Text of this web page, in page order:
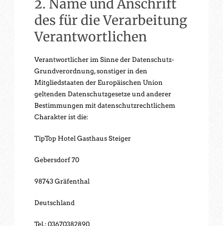
2. Name und Anschrift
des für die Verarbeitung
Verantwortlichen
Verantwortlicher im Sinne der Datenschutz-
Grundverordnung, sonstiger in den
Mitgliedstaaten der Europäischen Union
geltenden Datenschutzgesetze und anderer
Bestimmungen mit datenschutzrechtlichem
Charakter ist die:
TipTop Hotel Gasthaus Steiger
Gebersdorf 70
98743 Gräfenthal
Deutschland
Tel.: 03670382890